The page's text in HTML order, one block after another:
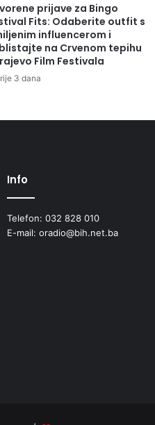
prijave za Bingo
Fits: Odaberite outfit s
influencerom i
na Crvenom tepihu
Film Festivala
3 dana
Info
Telefon: 032 828 010
E-mail: oradio@bih.net.ba